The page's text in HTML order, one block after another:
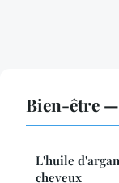
Bien-être
L'huile
cheveux